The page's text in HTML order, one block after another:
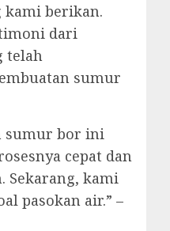
kami berikan.
dari
telah
sumur
sumur bor ini
cepat dan
Sekarang, kami
pasokan air.” –